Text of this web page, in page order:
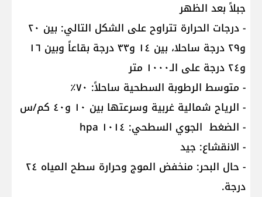
جبلاً بعد الظهر
- درجات الحرارة تتراوح على الشكل التالي: بين ٢٠
و٢٩ درجة ساحلا، بين ١٤ و٣٣ درجة بقاعاً وبين ١٦
و٢٤ درجة على الـ١٠٠٠ متر
- متوسط الرطوبة السطحية ساحلاً: ٧٠٪
- الرياح شمالية غربية وسرعتها بين ١٠ و٤٠ كم/س
- الضغط الجوي السطحي: ١٠١٤ hpa
- الانقشاع: جيد
- حال البحر: منخفض الموج وحرارة سطح المياه ٢٤
درجة.